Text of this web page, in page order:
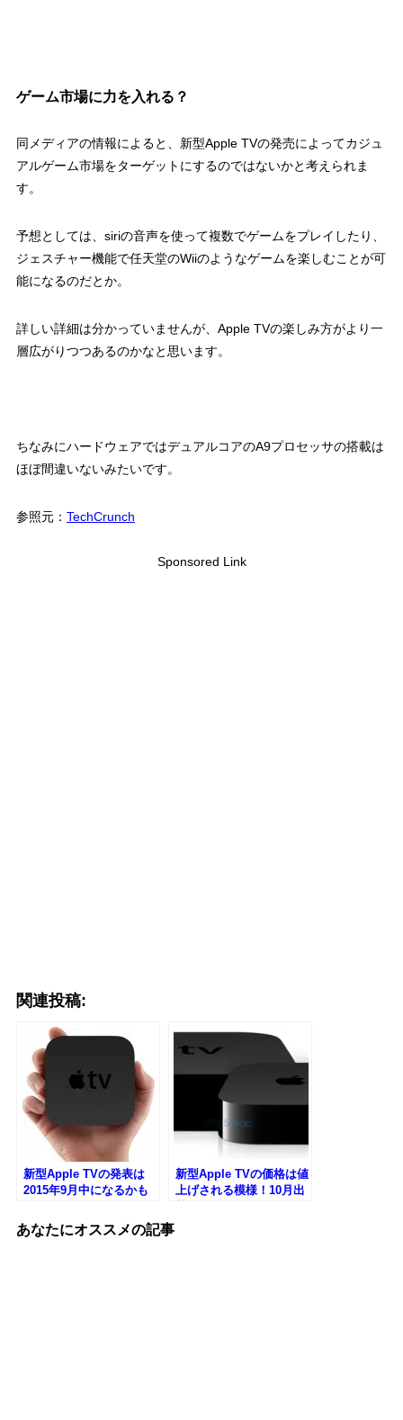
ゲーム市場に力を入れる？
同メディアの情報によると、新型Apple TVの発売によってカジュ
アルゲーム市場をターゲットにするのではないかと考えられま
す。
予想としては、siriの音声を使って複数でゲームをプレイしたり、
ジェスチャー機能で任天堂のWiiのようなゲームを楽しむことが可
能になるのだとか。
詳しい詳細は分かっていませんが、Apple TVの楽しみ方がより一
層広がりつつあるのかなと思います。
ちなみにハードウェアではデュアルコアのA9プロセッサの搭載は
ほぼ間違いないみたいです。
参照元： TechCrunch
Sponsored Link
関連投稿:
新型Apple TVの発表は
2015年9月中になるかも
新型Apple TVの価格は値
上げされる模様！10月出
あなたにオススメの記事